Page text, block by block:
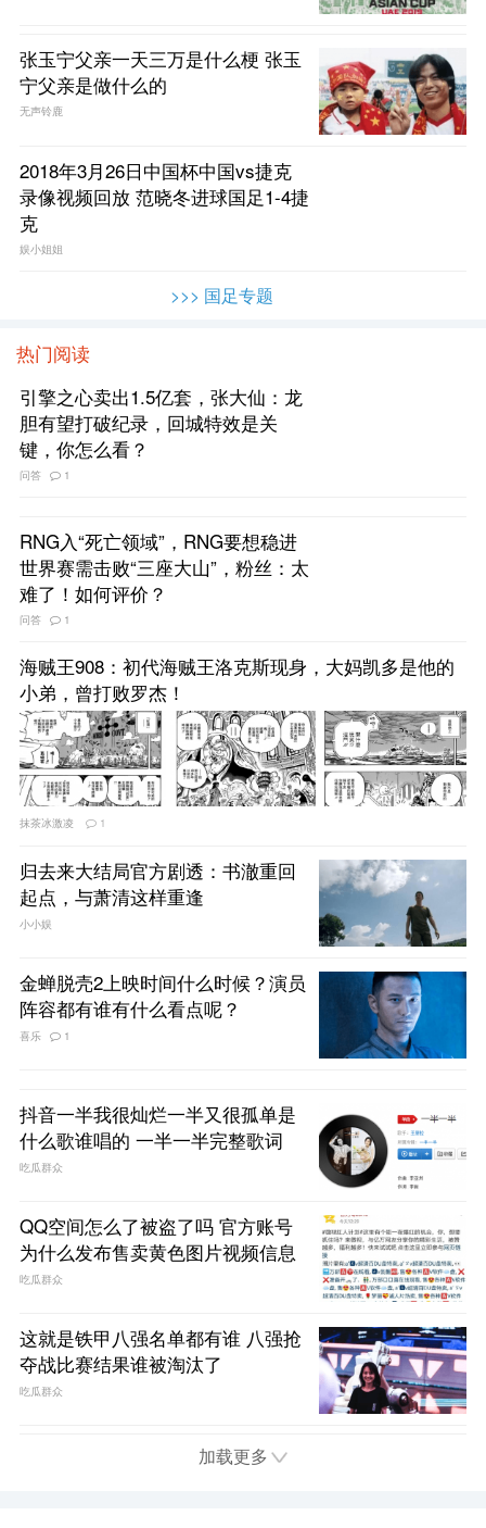
张玉宁父亲一天三万是什么梗 张玉
宁父亲是做什么的
无声铃鹿
2018年3月26日中国杯中国vs捷克
录像视频回放 范晓冬进球国足1-4捷
克
娱小姐姐
>>> 国足专题
热门阅读
引擎之心卖出1.5亿套，张大仙：龙
胆有望打破纪录，回城特效是关
键，你怎么看？
问答 1
RNG入“死亡领域”，RNG要想稳进
世界赛需击败“三座大山”，粉丝：太
难了！如何评价？
问答 1
海贼王908：初代海贼王洛克斯现身，大妈凯多是他的
小弟，曾打败罗杰！
抹茶冰激凌 1
归去来大结局官方剧透：书澈重回
起点，与萧清这样重逢
小小娱
金蝉脱壳2上映时间什么时候？演员
阵容都有谁有什么看点呢？
喜乐 1
抖音一半我很灿烂一半又很孤单是
什么歌谁唱的 一半一半完整歌词
吃瓜群众
QQ空间怎么了被盗了吗 官方账号
为什么发布售卖黄色图片视频信息
吃瓜群众
这就是铁甲八强名单都有谁 八强抢
夺战比赛结果谁被淘汰了
吃瓜群众
加载更多